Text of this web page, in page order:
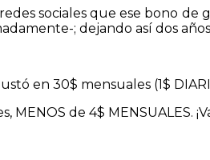
sociales que ese bono de
; dejando así dos
en 30$ mensuales (1$
MENOS de 4$ MENSUALES.